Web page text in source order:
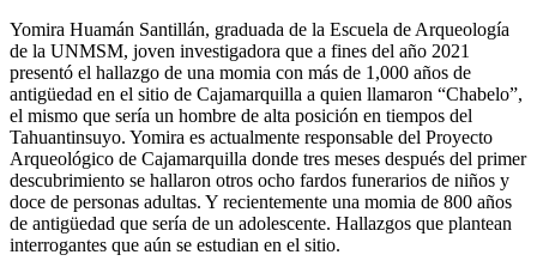
Yomira Huamán Santillán, graduada de la Escuela de Arqueología
de la UNMSM, joven investigadora que a fines del año 2021
presentó el hallazgo de una momia con más de 1,000 años de
antigüedad en el sitio de Cajamarquilla a quien llamaron “Chabelo”,
el mismo que sería un hombre de alta posición en tiempos del
Tahuantinsuyo. Yomira es actualmente responsable del Proyecto
Arqueológico de Cajamarquilla donde tres meses después del primer
descubrimiento se hallaron otros ocho fardos funerarios de niños y
doce de personas adultas. Y recientemente una momia de 800 años
de antigüedad que sería de un adolescente. Hallazgos que plantean
interrogantes que aún se estudian en el sitio.